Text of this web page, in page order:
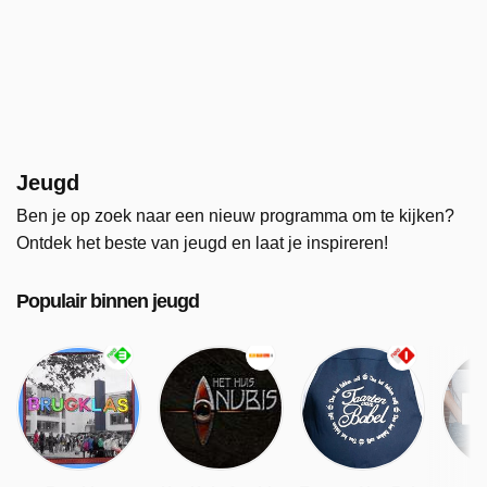
Jeugd
Ben je op zoek naar een nieuw programma om te kijken?
Ontdek het beste van jeugd en laat je inspireren!
Populair binnen jeugd